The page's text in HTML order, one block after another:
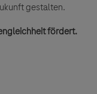
gestalten.
fördert.